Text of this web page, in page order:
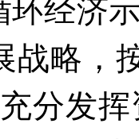
环经济
战略，
分发